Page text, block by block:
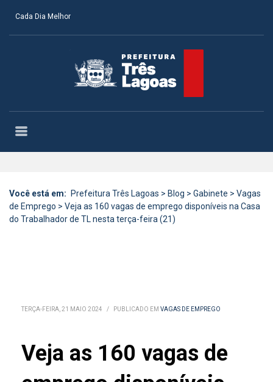
Cada Dia Melhor
Você está em: Prefeitura Três Lagoas > Blog > Gabinete > Vagas
de Emprego > Veja as 160 vagas de emprego disponíveis na Casa
do Trabalhador de TL nesta terça-feira (21)
TERÇA-FEIRA, 21 MAIO 2024 / PUBLICADO EM VAGAS DE EMPREGO
Veja as 160 vagas de